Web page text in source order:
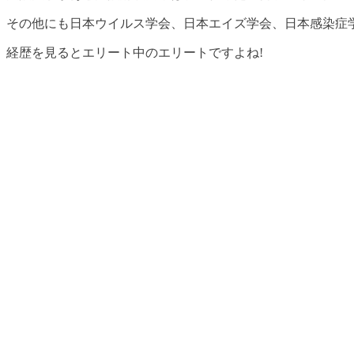
その他にも日本ウイルス学会、日本エイズ学会、日本感染症
経歴を見るとエリート中のエリートですよね!